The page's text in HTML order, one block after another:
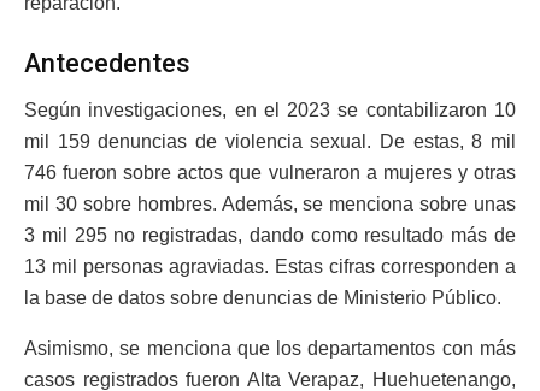
Antecedentes
Según investigaciones, en el 2023 se contabilizaron 10
mil 159 denuncias de violencia sexual. De estas, 8 mil
746 fueron sobre actos que vulneraron a mujeres y otras
mil 30 sobre hombres. Además, se menciona sobre unas
3 mil 295 no registradas, dando como resultado más de
13 mil personas agraviadas. Estas cifras corresponden a
la base de datos sobre denuncias de Ministerio Público.
Asimismo, se menciona que los departamentos con más
casos registrados fueron Alta Verapaz, Huehuetenango,